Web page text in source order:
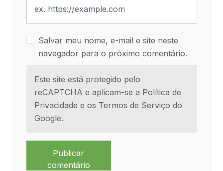
Salvar meu nome, e-mail e site neste
navegador para o próximo comentário.
Este site está protegido pelo
reCAPTCHA e aplicam-se a Política de
Privacidade e os Termos de Serviço do
Google.
Publicar
comentário